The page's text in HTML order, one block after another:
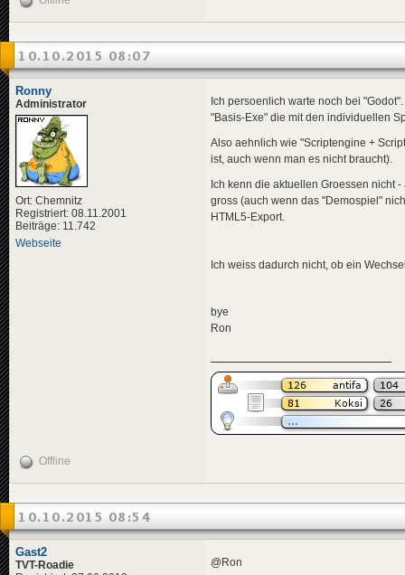
10.10.2015 08:07
Ronny
Administrator
Ort: Chemnitz
Registriert: 08.11.2001
Beiträge: 11.742
Webseite
Ich persoenlich warte noch bei
"Basis-Exe" die mit den individuellen
Also aehnlich wie "Scriptengine +
ist, auch wenn man es nicht braucht).
Ich kenn die aktuellen Groessen nicht
gross (auch wenn das "Demospiel"
HTML5-Export.
Ich weiss dadurch nicht, ob ein
bye
Ron
Offline
10.10.2015 08:54
Gast2
TVT-Roadie
@Ron